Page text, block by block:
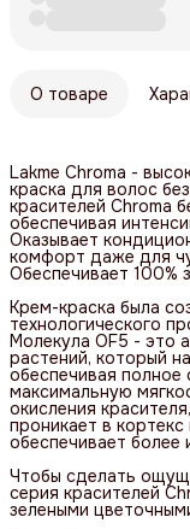
О товаре
Lakme Chroma -
краска для волос
красителей Chroma
обеспечивая
Оказывает
комфорт даже для
Обеспечивает 100%
Крем-краска была
технологического
Молекула OF5 - это
растений, который
обеспечивая полное
максимальную
окисления
проникает в
обеспечивает более
Чтобы сделать
серия красителей
зелеными